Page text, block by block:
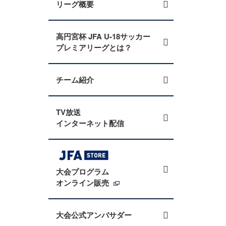
リーグ概要
高円宮杯 JFA U-18サッカー
プレミアリーグとは？
チーム紹介
TV放送
インターネット配信
大会プログラム
オンライン販売
大会公式アンバサダー